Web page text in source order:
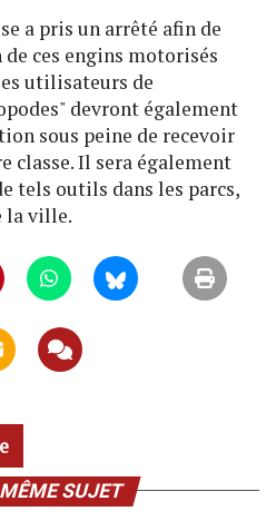
a pris un arrêté afin de
ces engins motorisés
utilisateurs de
devront également
sous peine de recevoir
classe. Il sera également
tels outils dans les parcs,
la ville.
SUJET